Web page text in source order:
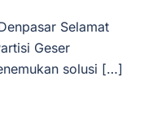
Selamat
Geser
solusi […]